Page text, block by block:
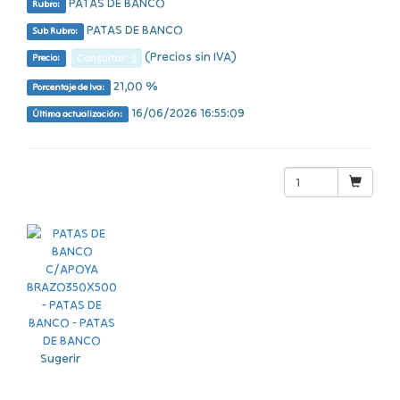
Rubro:
Sub Rubro: PATAS DE BANCO
Precio: Consultar $ (Precios sin IVA)
Porcentaje de Iva: 21,00 %
Última actualización: 16/06/2026 16:55:09
Sugerir